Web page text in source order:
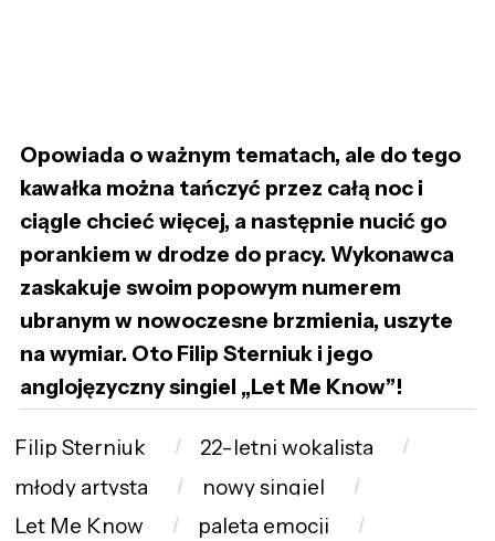
Opowiada o ważnym tematach, ale do tego
kawałka można tańczyć przez całą noc i
ciągle chcieć więcej, a następnie nucić go
porankiem w drodze do pracy. Wykonawca
zaskakuje swoim popowym numerem
ubranym w nowoczesne brzmienia, uszyte
na wymiar. Oto Filip Sterniuk i jego
anglojęzyczny singiel „Let Me Know”!
Filip Sterniuk
22-letni wokalista
młody artysta
nowy singiel
Let Me Know
paleta emocji